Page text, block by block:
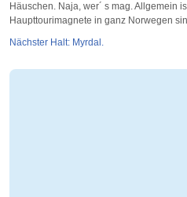
Häuschen. Naja, wer´ s mag. Allgemein
Haupttourimagnete in ganz Norwegen
Nächster Halt: Myrdal.